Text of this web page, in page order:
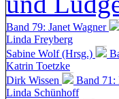
Band 79: Janet Wagner
Linda Freyberg
Sabine Wolf (Hrsg.)
Katrin Toetzke
Dirk Wissen
Band 71:
Linda Schünhoff